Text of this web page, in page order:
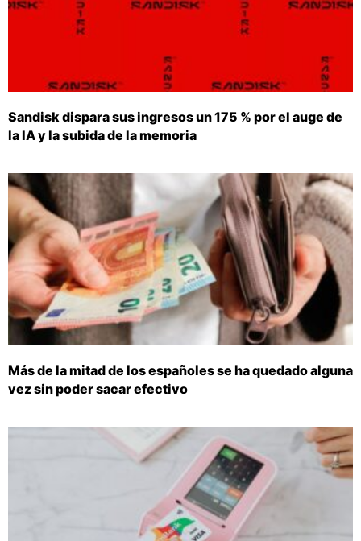
Sandisk dispara sus ingresos un 175 % por el auge de
la IA y la subida de la memoria
Más de la mitad de los españoles se ha quedado alguna
vez sin poder sacar efectivo